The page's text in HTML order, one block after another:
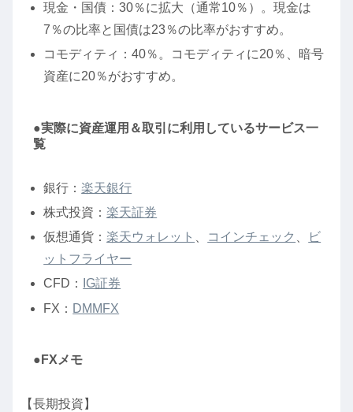
現金・国債：30％に拡大（通常10％）。現金は
7％の比率と国債は23％の比率がおすすめ。
コモディティ：40％。コモディティに20％、暗号
資産に20％がおすすめ。
●実際に資産運用＆取引に利用しているサービス一
覧
銀行：楽天銀行
株式投資：楽天証券
仮想通貨：楽天ウォレット コインチェック
ビ
ットフライヤー
CFD：
IG証券
FX： DMMFX
●FXメモ
【長期投資】